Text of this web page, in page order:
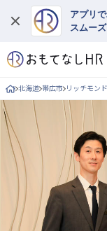
アプリ
スムー
ログイン
求人・施設を探
キープした求人
就職・転職 合
おもてなしHR
ご利用の流れ
北海道 帯広市 リッチモン